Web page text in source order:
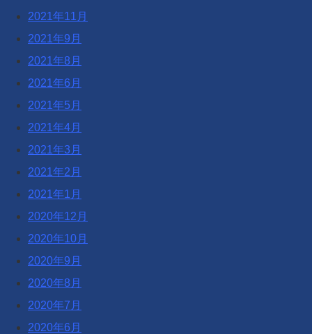
2021年11月
2021年9月
2021年8月
2021年6月
2021年5月
2021年4月
2021年3月
2021年2月
2021年1月
2020年12月
2020年10月
2020年9月
2020年8月
2020年7月
2020年6月